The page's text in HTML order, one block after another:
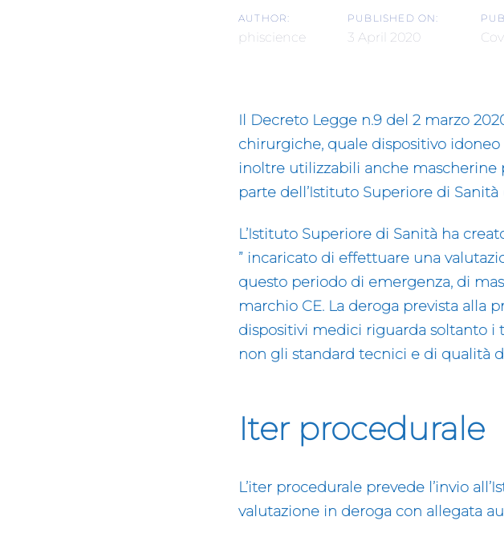
AUTHOR:
phiscience
PUBLISHED ON:
3 April 2020
Il Decreto Legge n.9 del 2 marzo
chirurgiche, quale dispositivo
inoltre utilizzabili anche mascherine
parte dell’Istituto Superiore di Sanità
L’Istituto Superiore di Sanità ha
” incaricato di effettuare una
questo periodo di emergenza, di
marchio CE. La deroga prevista alla
dispositivi medici riguarda soltanto i
non gli standard tecnici e di qualità
Iter procedurale
L’iter procedurale prevede l’invio
valutazione in deroga con allegata